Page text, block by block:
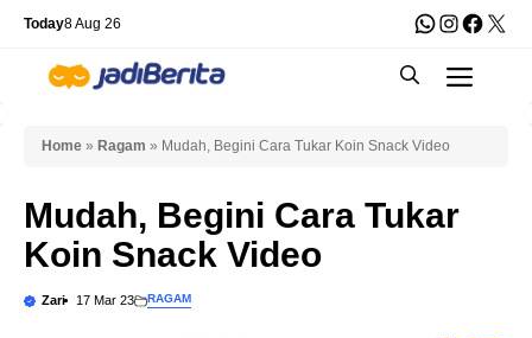
Skip
content
Today8 Aug 26 WhatsApp
X
Home » Ragam » Mudah, Begini Cara Tukar Koin Snack Video
Mudah, Begini Cara Tukar
Koin Snack Video
Zari 17 Mar 23 RAGAM